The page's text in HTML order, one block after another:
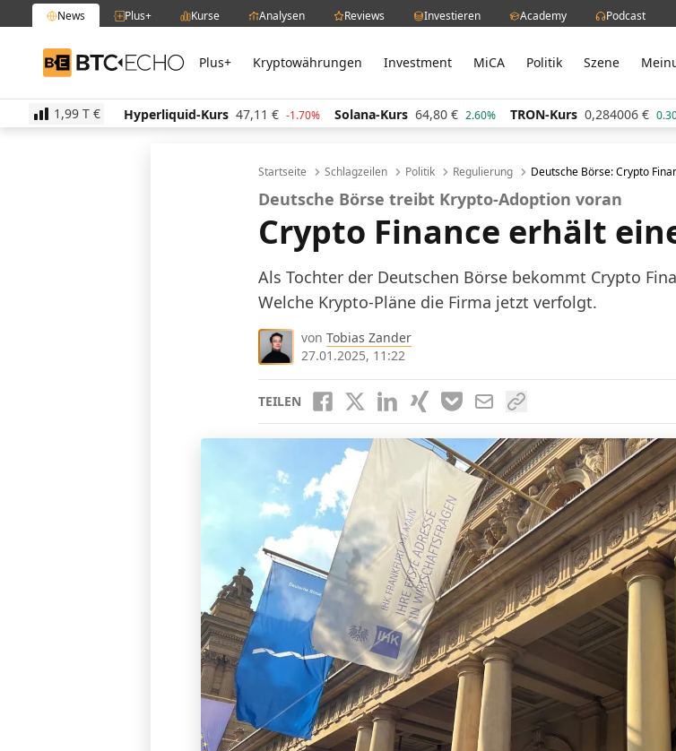
News Plus+ Kurse Analysen Reviews Investieren Academy Podcast
BTC-ECHO Plus+ Kryptowährungen Investment MiCA Politik Szene
1,99 T €
1.20% Hyperliquid-Kurs 47,11 € -1.70% Solana-Kurs 64,80 € 2.60% TRON-Kurs 0,284006 € 0.30%
Startseite Schlagzeilen Politik Regulierung Deutsche Börse: Crypto
Deutsche Börse treibt Krypto-Adoption voran
Crypto Finance erhält
Als Tochter der Deutschen Börse bekommt Crypto
Welche Krypto-Pläne die Firma jetzt verfolgt.
von Tobias Zander
27.01.2025, 11:22
TEILEN